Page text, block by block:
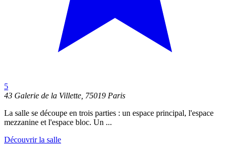
5
43 Galerie de la Villette, 75019 Paris
La salle se découpe en trois parties : un espace principal, l'espace
mezzanine et l'espace bloc. Un ...
Découvrir la salle